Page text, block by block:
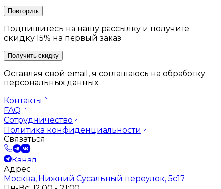
Повторить
Подпишитесь на нашу рассылку и получите
скидку 15% на первый заказ
Получить скидку
Оставляя свой email, я соглашаюсь на обработку
персональных данных
Контакты
FAQ
Сотрудничество
Политика конфиденциальности
Связаться
Канал
Адрес
Москва, Нижний Сусальный переулок, 5с17